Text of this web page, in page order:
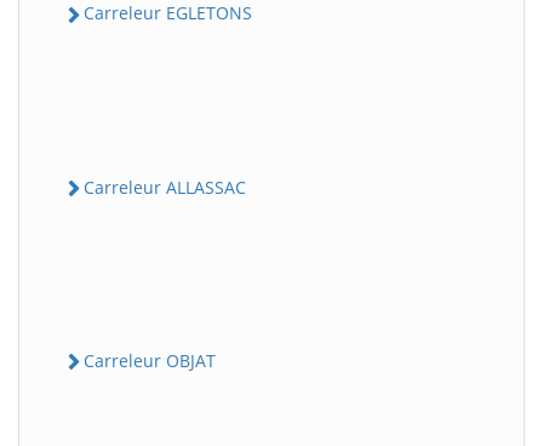
Carreleur EGLETONS
Carreleur ALLASSAC
Carreleur OBJAT